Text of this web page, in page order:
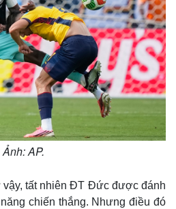
Ảnh: AP.
tất nhiên ĐT Đức được đánh
chiến thắng. Nhưng điều đó